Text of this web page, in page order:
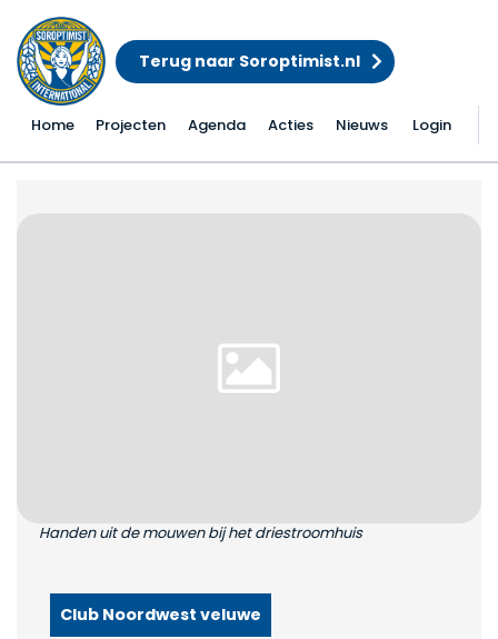
Terug naar Soroptimist.nl
Home Projecten Agenda Acties Nieuws Login
Handen uit de mouwen bij het driestroomhuis
Club Noordwest veluwe